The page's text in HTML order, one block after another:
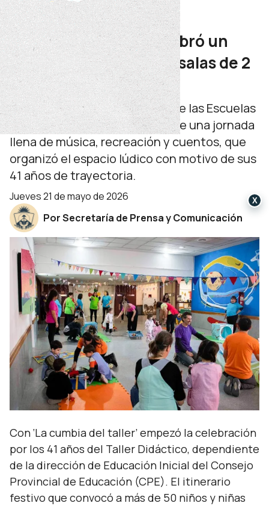
Nivel Inicial
El Taller Didáctico celebró un
nuevo aniversario con salas de 2
y 3 años
Alrededor de 50 estudiantes de las Escuelas
Infantiles 10 y 61 participaron de una jornada
llena de música, recreación y cuentos, que
organizó el espacio lúdico con motivo de sus
41 años de trayectoria.
jueves 21 de mayo de 2026
Por Secretaría de Prensa y Comunicación
Con ‘La cumbia del taller’ empezó la celebración
por los 41 años del Taller Didáctico, dependiente
de la dirección de Educación Inicial del Consejo
Provincial de Educación (CPE). El itinerario
festivo que convocó a más de 50 niños y niñas
X